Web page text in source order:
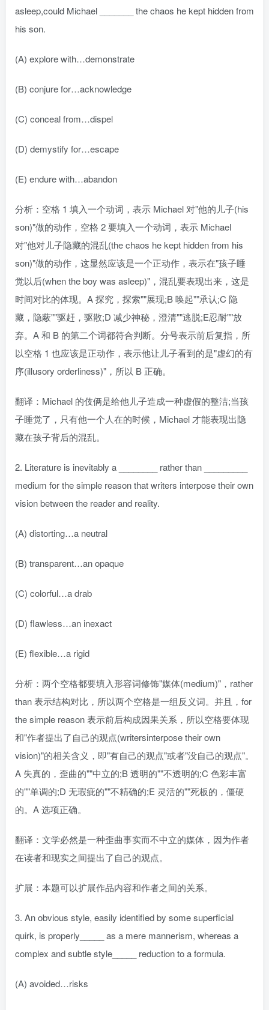
asleep,could Michael _______ the chaos he kept hidden from
his son.
(A) explore with…demonstrate
(B) conjure for…acknowledge
(C) conceal from…dispel
(D) demystify for…escape
(E) endure with…abandon
分析：空格 1 填入一个动词，表示 Michael 对"他的儿子(his
son)"做的动作，空格 2 要填入一个动词，表示 Michael
对"他对儿子隐藏的混乱(the chaos he kept hidden from his
son)"做的动作，这显然应该是一个正动作，表示在"孩子睡
觉以后(when the boy was asleep)"，混乱要表现出来，这是
时间对比的体现。A 探究，探索""展现;B 唤起""承认;C 隐
藏，隐蔽""驱赶，驱散;D 减少神秘，澄清""逃脱;E忍耐""放
弃。A 和 B 的第二个词都符合判断。分号表示前后复指，所
以空格 1 也应该是正动作，表示他让儿子看到的是"虚幻的有
序(illusory orderliness)"，所以 B 正确。
翻译：Michael 的伎俩是给他儿子造成一种虚假的整洁;当孩
子睡觉了，只有他一个人在的时候，Michael 才能表现出隐
藏在孩子背后的混乱。
2. Literature is inevitably a ________ rather than _________
medium for the simple reason that writers interpose their own
vision between the reader and reality.
(A) distorting…a neutral
(B) transparent…an opaque
(C) colorful…a drab
(D) flawless…an inexact
(E) flexible…a rigid
分析：两个空格都要填入形容词修饰"媒体(medium)"，rather
than 表示结构对比，所以两个空格是一组反义词。并且，for
the simple reason 表示前后构成因果关系，所以空格要体现
和"作者提出了自己的观点(writersinterpose their own
vision)"的相关含义，即"有自己的观点"或者"没自己的观点"。
A 失真的，歪曲的""中立的;B 透明的""不透明的;C 色彩丰富
的""单调的;D 无瑕疵的""不精确的;E 灵活的""死板的，僵硬
的。A 选项正确。
翻译：文学必然是一种歪曲事实而不中立的媒体，因为作者
在读者和现实之间提出了自己的观点。
扩展：本题可以扩展作品内容和作者之间的关系。
3. An obvious style, easily identified by some superficial
quirk, is properly_____ as a mere mannerism, whereas a
complex and subtle style_____ reduction to a formula.
(A) avoided…risks